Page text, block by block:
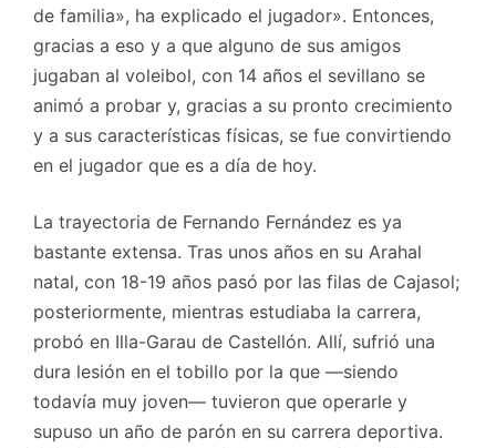
de familia», ha explicado el jugador». Entonces,
gracias a eso y a que alguno de sus amigos
jugaban al voleibol, con 14 años el sevillano se
animó a probar y, gracias a su pronto crecimiento
y a sus características físicas, se fue convirtiendo
en el jugador que es a día de hoy.
La trayectoria de Fernando Fernández es ya
bastante extensa. Tras unos años en su Arahal
natal, con 18-19 años pasó por las filas de Cajasol;
posteriormente, mientras estudiaba la carrera,
probó en Illa-Garau de Castellón. Allí, sufrió una
dura lesión en el tobillo por la que —siendo
todavía muy joven— tuvieron que operarle y
supuso un año de parón en su carrera deportiva.